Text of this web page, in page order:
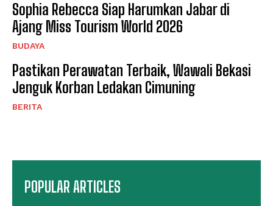
Sophia Rebecca Siap Harumkan Jabar di
Ajang Miss Tourism World 2026
BUDAYA
Pastikan Perawatan Terbaik, Wawali Bekasi
Jenguk Korban Ledakan Cimuning
BERITA
POPULAR ARTICLES